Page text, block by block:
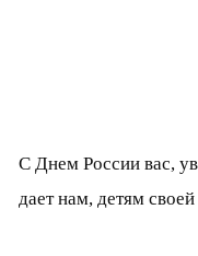
С Днем России вас,
дает нам, детям